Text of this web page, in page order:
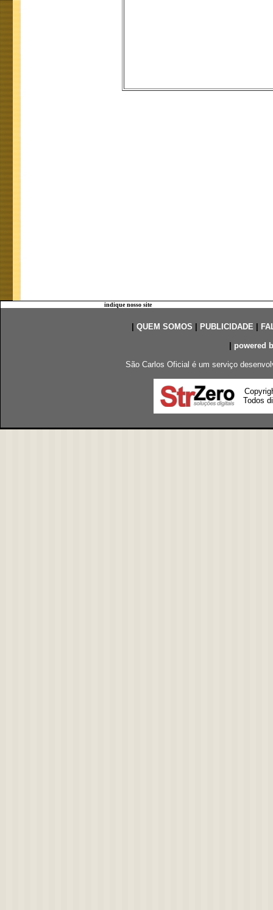
indique nosso site
QUEM SOMOS PUBLICIDADE|
powered
São Carlos Oficial é um serviço
Todos